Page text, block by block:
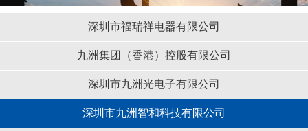
深圳市福瑞祥电器有限公司
九洲集团（香港）控股有限公司
深圳市九洲光电子有限公司
深圳市九洲智和科技有限公司